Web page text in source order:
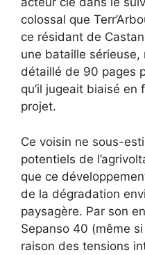
colossal que
ce résidant de
une bataille sérieuse,
détaillé de 90 pages
qu’il jugeait biaisé
projet.
Ce voisin ne sous-
potentiels de
que ce
de la dégradation
paysagère. Par son
Sepanso 40 (même
raison des tensions